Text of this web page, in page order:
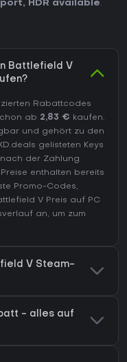
, HDR available.
Battlefield V
Rabattcodes
ab 2,83 € kaufen.
und gehört zu den
gelisteten Keys
der Zahlung
enthalten bereits
Promo-Codes,
V Preis auf PC
an, um zum
V Steam-
- alles auf